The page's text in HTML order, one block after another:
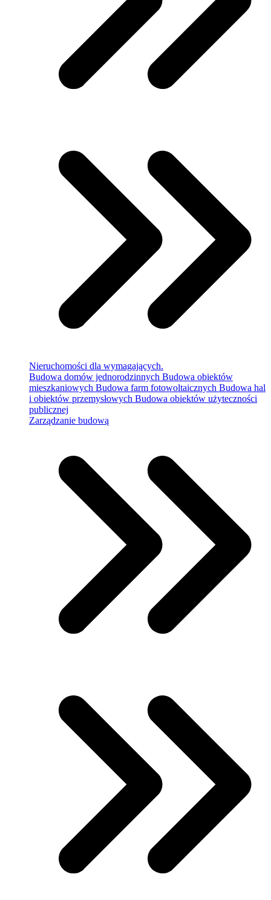
Nieruchomości dla wymagających.
Budowa domów jednorodzinnych Budowa obiektów
mieszkaniowych Budowa farm fotowoltaicznych Budowa hal
i obiektów przemysłowych Budowa obiektów użyteczności
publicznej
Zarządzanie budową